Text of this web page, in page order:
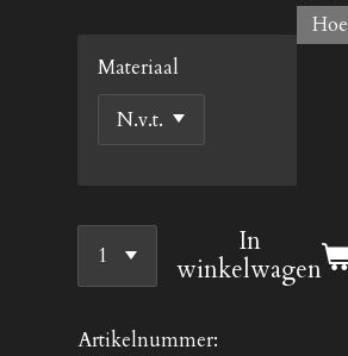
Materiaal
In
winkelwagen
Artikelnummer: